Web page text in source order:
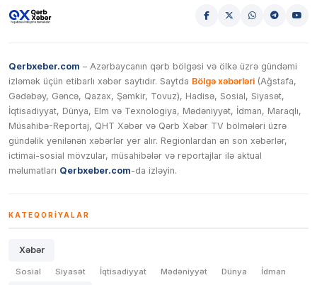
Qerbxeber.com – Azərbaycanın qərb bölgəsi və ölkə üzrə gündəmi
izləmək üçün etibarlı xəbər saytıdır. Saytda Bölgə xəbərləri (Ağstafa,
Gədəbəy, Gəncə, Qazax, Şəmkir, Tovuz), Hadisə, Sosial, Siyasət,
İqtisadiyyat, Dünya, Elm və Texnologiya, Mədəniyyət, İdman, Maraqlı,
Müsahibə-Reportaj, QHT Xəbər və Qərb Xəbər TV bölmələri üzrə
gündəlik yenilənən xəbərlər yer alır. Regionlardan ən son xəbərlər,
ictimai-sosial mövzular, müsahibələr və reportajlar ilə aktual
məlumatları Qerbxeber.com-da izləyin.
KATEQORIYALAR
Xəbər
Sosial Siyasət İqtisadiyyat Mədəniyyət Dünya İdman